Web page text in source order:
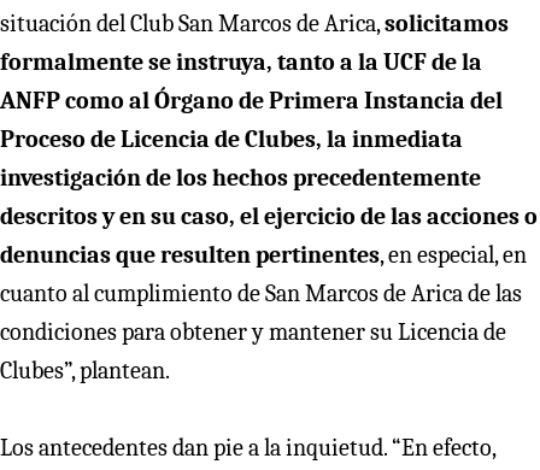
situación del Club San Marcos de Arica,solicitamos
formalmente se instruya, tanto a la UCF de la
ANFP como al Órgano de Primera Instancia del
Proceso de Licencia de Clubes, la inmediata
investigación de los hechos precedentemente
descritos y en su caso, el ejercicio de las acciones o
denuncias que resulten pertinentes, en especial, en
cuanto al cumplimiento de San Marcos de Arica de las
condiciones para obtener y mantener su Licencia de
Clubes”, plantean.
Los antecedentes dan pie a la inquietud. “En efecto,